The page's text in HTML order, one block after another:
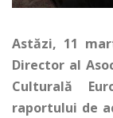
Astăzi, 11
Director al
Culturală
raportului de